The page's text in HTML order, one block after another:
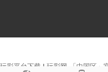
玩彩平台下载 | 玩彩网·「中国区」